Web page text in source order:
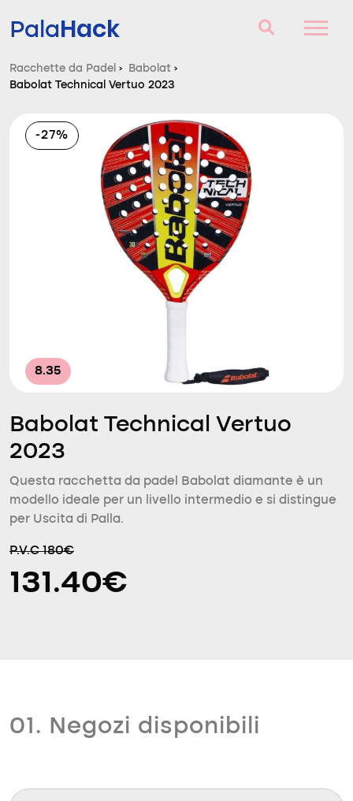
PalaHack
Racchette da Padel
Domande e risposte
Comparatore
Racchette da Padel › Babolat ›
Babolat Technical Vertuo 2023
-27%
8.35
Babolat Technical Vertuo
2023
Questa racchetta da padel Babolat diamante è un
modello ideale per un livello intermedio e si distingue
per Uscita di Palla.
P.V.C 180€
131.40€
01. Negozi disponibili